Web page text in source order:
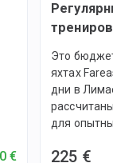
€
Это
яхтах
дни в
для
225 €